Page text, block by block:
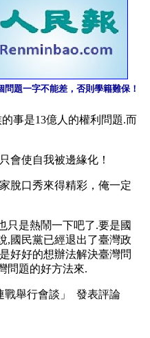
問題一字不能差，否則學籍難保！
事是13億人的權利問題.而
會使自我被邊緣化！
脫口秀來得精彩，俺一定
只是熱鬧一下吧了.要是國
,國民黨已經退出了臺灣政
好好的想辦法解決臺灣問
問題的好方法來.
戰舉行會談」  發表評論